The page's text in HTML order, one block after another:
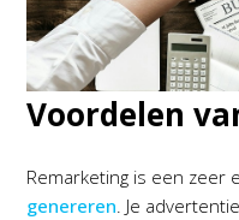
Voordelen
Remarketing is een zeer
genereren. Je